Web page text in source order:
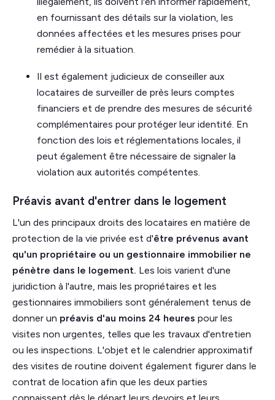
en fournissant des détails sur la violation, les
données affectées et les mesures prises pour
remédier à la situation.
Il est également judicieux de conseiller aux
locataires de surveiller de près leurs comptes
financiers et de prendre des mesures de sécurité
complémentaires pour protéger leur identité. En
fonction des lois et réglementations locales, il
peut également être nécessaire de signaler la
violation aux autorités compétentes.
Préavis avant d'entrer dans le logement
L'un des principaux droits des locataires en matière de
protection de la vie privée est d'être prévenus avant
qu'un propriétaire ou un gestionnaire immobilier ne
pénètre dans le logement. Les lois varient d'une
juridiction à l'autre, mais les propriétaires et les
gestionnaires immobiliers sont généralement tenus de
donner un préavis d'au moins 24 heures pour les
visites non urgentes, telles que les travaux d'entretien
ou les inspections. L'objet et le calendrier approximatif
des visites de routine doivent également figurer dans le
contrat de location afin que les deux parties